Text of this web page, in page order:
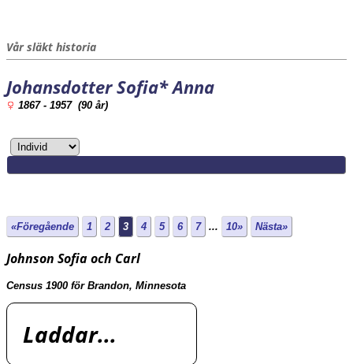
Vår släkt historia
Johansdotter Sofia* Anna
1867 - 1957 (90 år)
«Föregående 1 2 3 4 5 6 7 ... 10» Nästa»
Johnson Sofia och Carl
Census 1900 för Brandon, Minnesota
Laddar...